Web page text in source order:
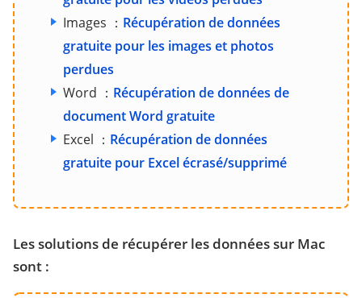
Images ： Récupération de données
gratuite pour les images et photos
perdues
Word ： Récupération de données de
document Word gratuite
Excel ： Récupération de données
gratuite pour Excel écrasé/supprimé
Les solutions de récupérer les données sur Mac
sont :